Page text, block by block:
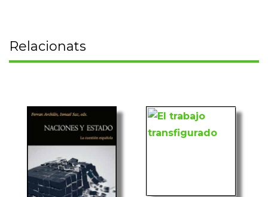
Relacionats